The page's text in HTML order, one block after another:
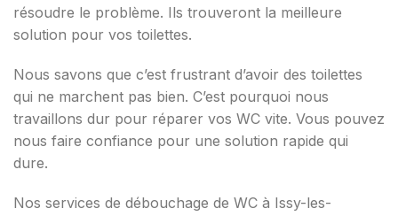
résoudre le problème. Ils trouveront la meilleure
solution pour vos toilettes.
Nous savons que c’est frustrant d’avoir des toilettes
qui ne marchent pas bien. C’est pourquoi nous
travaillons dur pour réparer vos WC vite. Vous pouvez
nous faire confiance pour une solution rapide qui
dure.
Nos services de débouchage de WC à Issy-les-